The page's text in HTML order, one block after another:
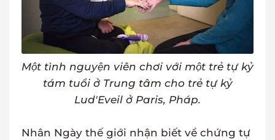
Một tình nguyện viên chơi với một trẻ tự kỷ
tám tuổi ở Trung tâm cho trẻ tự kỷ
Lud'Eveil ở Paris, Pháp.
Nhân Ngày thế giới nhận biết về chứng tự